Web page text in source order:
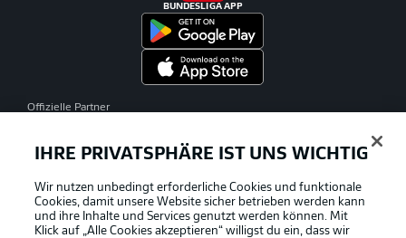
BUNDESLIGA APP
Offizielle Partner
IHRE PRIVATSPHÄRE IST UNS WICHTIG
Wir nutzen unbedingt erforderliche Cookies und funktionale
Cookies, damit unsere Website sicher betrieben werden kann
und ihre Inhalte und Services genutzt werden können. Mit
Klick auf „Alle Cookies akzeptieren“ willigst du ein, dass wir